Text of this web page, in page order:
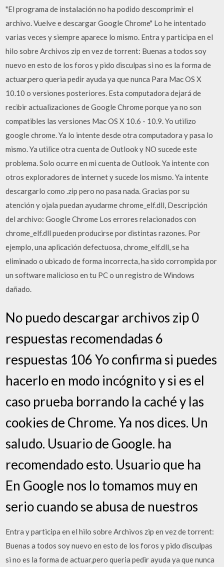
"El programa de instalación no ha podido descomprimir el
archivo. Vuelve e descargar Google Chrome" Lo he intentado
varias veces y siempre aparece lo mismo. Entra y participa en el
hilo sobre Archivos zip en vez de torrent: Buenas a todos soy
nuevo en esto de los foros y pido disculpas si no es la forma de
actuar,pero queria pedir ayuda ya que nunca Para Mac OS X
10.10 o versiones posteriores. Esta computadora dejará de
recibir actualizaciones de Google Chrome porque ya no son
compatibles las versiones Mac OS X 10.6 - 10.9. Yo utilizo
google chrome. Ya lo intente desde otra computadora y pasa lo
mismo. Ya utilice otra cuenta de Outlook y NO sucede este
problema. Solo ocurre en mi cuenta de Outlook. Ya intente con
otros exploradores de internet y sucede los mismo. Ya intente
descargarlo como .zip pero no pasa nada. Gracias por su
atención y ojala puedan ayudarme chrome_elf.dll, Descripción
del archivo: Google Chrome Los errores relacionados con
chrome_elf.dll pueden producirse por distintas razones. Por
ejemplo, una aplicación defectuosa, chrome_elf.dll, se ha
eliminado o ubicado de forma incorrecta, ha sido corrompida por
un software malicioso en tu PC o un registro de Windows
dañado.
No puedo descargar archivos zip 0
respuestas recomendadas 6
respuestas 106 Yo confirma si puedes
hacerlo en modo incógnito y si es el
caso prueba borrando la caché y las
cookies de Chrome. Ya nos dices. Un
saludo. Usuario de Google. ha
recomendado esto. Usuario que ha
En Google nos lo tomamos muy en
serio cuando se abusa de nuestros
Entra y participa en el hilo sobre Archivos zip en vez de torrent:
Buenas a todos soy nuevo en esto de los foros y pido disculpas
si no es la forma de actuar,pero queria pedir ayuda ya que nunca